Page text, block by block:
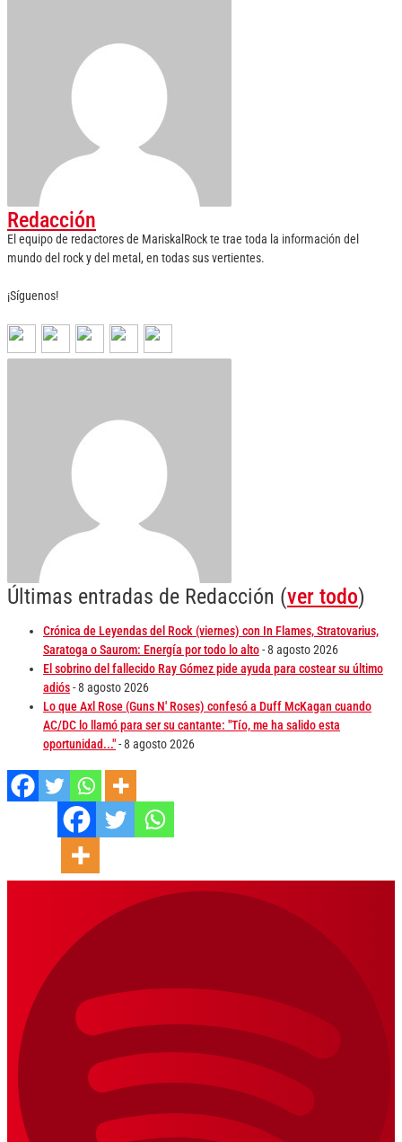
Redacción
El equipo de redactores de MariskalRock te trae toda la información del
mundo del rock y del metal, en todas sus vertientes.
¡Síguenos!
Últimas entradas de Redacción (ver todo)
Crónica de Leyendas del Rock (viernes) con In Flames, Stratovarius,
Saratoga o Saurom: Energía por todo lo alto- 8 agosto 2026
El sobrino del fallecido Ray Gómez pide ayuda para costear su último
adiós- 8 agosto 2026
Lo que Axl Rose (Guns N' Roses) confesó a Duff McKagan cuando
AC/DC lo llamó para ser su cantante: "Tío, me ha salido esta
oportunidad..."- 8 agosto 2026